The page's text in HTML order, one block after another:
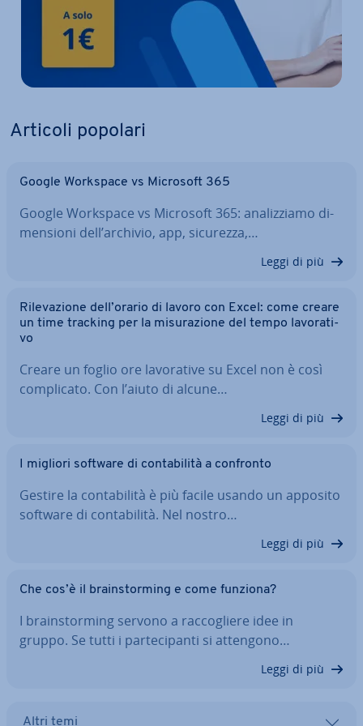
Articoli popolari
Google Workspace vs Microsoft 365
Google Workspace vs Microsoft 365: ana­liz­zia­mo di­
men­sio­ni dell’archivio, app, sicurezza,…
Leggi di più
Ri­le­va­zio­ne dell’orario di lavoro con Excel: come creare
un time tracking per la mi­su­ra­zio­ne del tempo la­vo­ra­ti­
vo
Creare un foglio ore la­vo­ra­ti­ve su Excel non è così
com­pli­ca­to. Con l’aiuto di alcune…
Leggi di più
I migliori software di con­ta­bi­li­tà a confronto
Gestire la con­ta­bi­li­tà è più facile usando un apposito
software di con­ta­bi­li­tà. Nel nostro…
Leggi di più
Che cos’è il brain­stor­ming e come funziona?
I brain­stor­ming servono a rac­co­glie­re idee in
gruppo. Se tutti i par­te­ci­pan­ti si attengono…
Leggi di più
Altri temi